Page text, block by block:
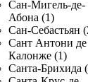
Сан-Мигель-де-
Абона (1)
Сан-Себастьян
Сант Антони де
Калонже (1)
Санта-Брихида